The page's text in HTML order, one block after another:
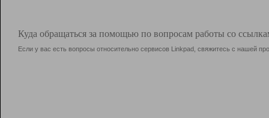
Куда обращаться за помощью по вопросам работы со
Если у вас есть вопросы относительно сервисов Linkpad, свяжитесь с нашей